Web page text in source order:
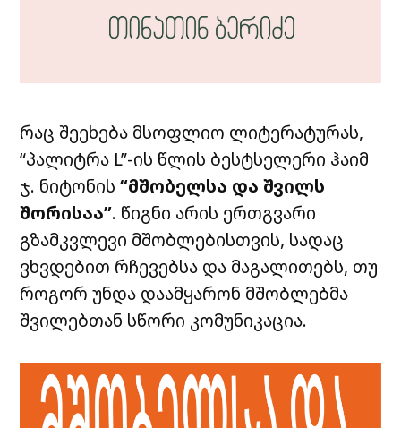
რაც შეეხება მსოფლიო ლიტერატურას,
“პალიტრა L”-ის წლის ბესტსელერი ჰაიმ
ჯ. ნიტონის“მშობელსა და შვილს
შორისაა”. წიგნი არის ერთგვარი
გზამკვლევი მშობლებისთვის, სადაც
ვხვდებით რჩევებსა და მაგალითებს, თუ
როგორ უნდა დაამყარონ მშობლებმა
შვილებთან სწორი კომუნიკაცია.